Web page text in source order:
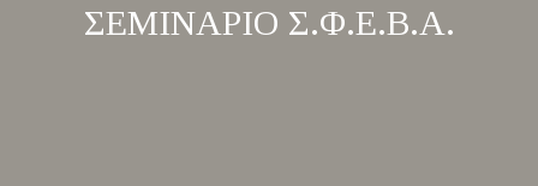
ΣΕΜΙΝΑΡΙΟ Σ.Φ.Ε.Β.Α.